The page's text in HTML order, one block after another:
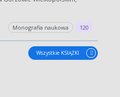
Monografia naukowa 120
Wszystkie KSIĄŻKI